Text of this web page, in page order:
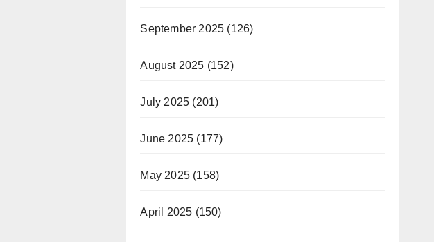
September 2025 (126)
August 2025 (152)
July 2025 (201)
June 2025 (177)
May 2025(158)
April 2025 (150)